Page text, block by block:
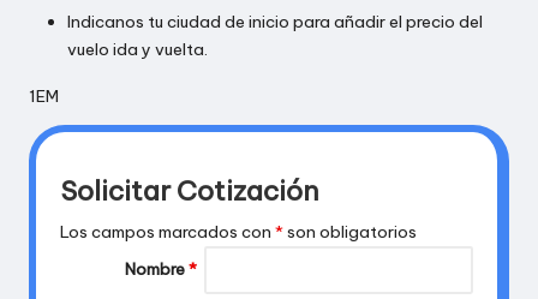
Indicanos tu ciudad de inicio para añadir el precio del
vuelo ida y vuelta.
1EM
Solicitar Cotización
Los campos marcados con *son obligatorios
Nombre*